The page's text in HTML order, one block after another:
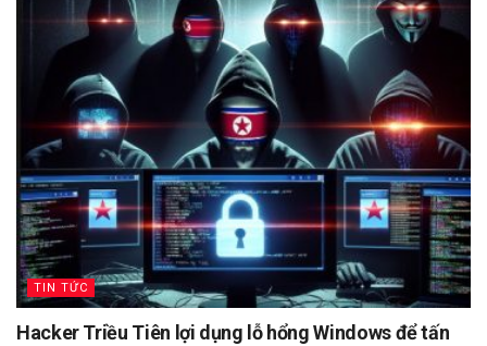
TIN TỨC
Hacker Triều Tiên lợi dụng lỗ hổng Windows để tấn